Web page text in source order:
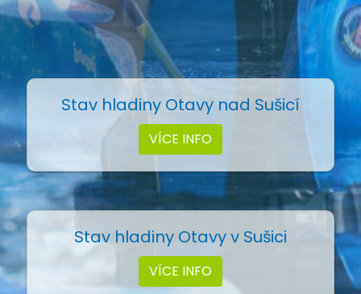
.
Stav hladiny Otavy nad Sušicí
VÍCE INFO
Stav hladiny Otavy v Sušici
VÍCE INFO